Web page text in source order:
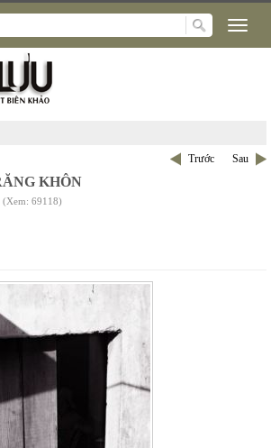
Trước Sau
KHÔN
(Xem: 69118)